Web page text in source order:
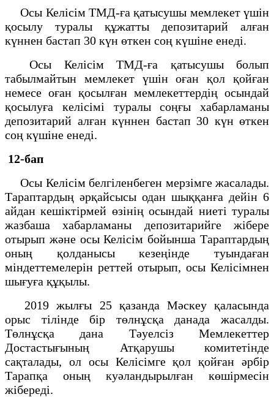
Осы Келісім ТМД-ға қатысушы мемлекет үшін
қосылу туралы құжатты депозитарий алған
күннен бастап 30 күн өткен соң күшіне енеді.
Осы Келісім ТМД-ға қатысушы болып
табылмайтын мемлекет үшін оған қол қойған
немесе оған қосылған мемлекеттердің осындай
қосылуға келісімі туралы соңғы хабарламаны
депозитарий алған күннен бастап 30 күн өткен
соң күшіне енеді.
12-бап
Осы Келісім белгіленбеген мерзімге жасалады.
Тараптардың әрқайсысы одан шыққанға дейін 6
айдан кешіктірмей өзінің осындай ниеті туралы
жазбаша хабарламаны депозитарийге жібере
отырып және осы Келісім бойынша Тараптардың
оның қолданысы кезеңінде туындаған
міндеттемелерін реттей отырып, осы Келісімнен
шығуға құқылы.
2019 жылғы 25 қазанда Мәскеу қаласында
орыс тілінде бір төлнұсқа данада жасалды.
Төлнұсқа дана Тәуелсіз Мемлекеттер
Достастығының Атқарушы комитетінде
сақталады, ол осы Келісімге қол қойған әрбір
Тарапқа оның куәландырылған көшірмесін
жібереді.